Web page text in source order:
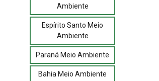
Ambiente
Espírito Santo Meio
Ambiente
Paraná Meio Ambiente
Bahia Meio Ambiente